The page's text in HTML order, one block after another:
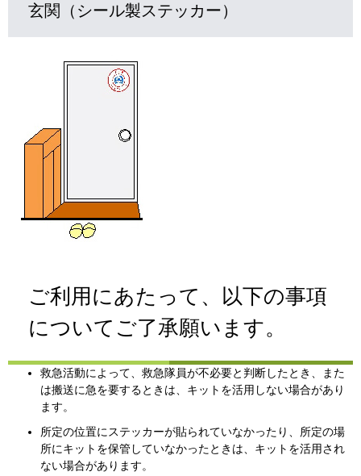
玄関（シール製ステッカー）
ご利用にあたって、以下の事項
についてご了承願います。
救急活動によって、救急隊員が不必要と判断したとき、また
は搬送に急を要するときは、キットを活用しない場合があり
ます。
所定の位置にステッカーが貼られていなかったり、所定の場
所にキットを保管していなかったときは、キットを活用され
ない場合があります。